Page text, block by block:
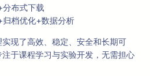
分布式下载
归档优化+数据分析
现了高效、稳定、安全和长期可
于课程学习与实验开发，无需担心